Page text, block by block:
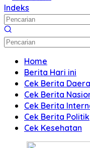
Indeks
Home
Berita Hari ini
Cek Berita
Cek Berita
Cek Berita
Cek Berita Politik
Cek Kesehatan